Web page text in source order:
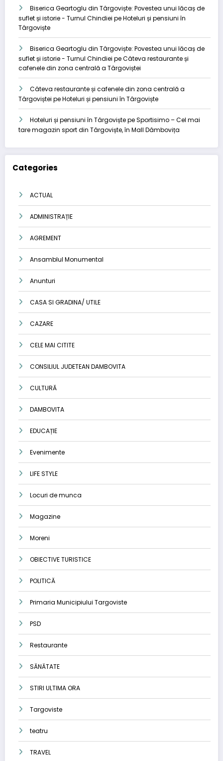
Biserica Geartoglu din Târgoviște: Povestea unui lăcaș de
suflet și istorie - Turnul Chindiei peHoteluri și pensiuni în
Târgoviște
Biserica Geartoglu din Târgoviște: Povestea unui lăcaș de
suflet și istorie - Turnul Chindiei peCâteva restaurante și
cafenele din zona centrală a Târgoviștei
Câteva restaurante și cafenele din zona centrală a
Târgoviștei peHoteluri și pensiuni în Târgoviște
Hoteluri și pensiuni în TârgoviștepeSportisimo – Cel mai
tare magazin sport din Târgoviște, în Mall Dâmbovița
Categories
ACTUAL
ADMINISTRAȚIE
AGREMENT
Ansamblul Monumental
Anunturi
CASA SI GRADINA/ UTILE
CAZARE
CELE MAI CITITE
CONSILIUL JUDETEAN DAMBOVITA
CULTURĂ
DAMBOVITA
EDUCAȚIE
Evenimente
LIFE STYLE
Locuri de munca
Magazine
Moreni
OBIECTIVE TURISTICE
POLITICĂ
Primaria Municipiului Targoviste
PSD
Restaurante
SĂNĂTATE
STIRI ULTIMA ORA
Targoviste
teatru
TRAVEL